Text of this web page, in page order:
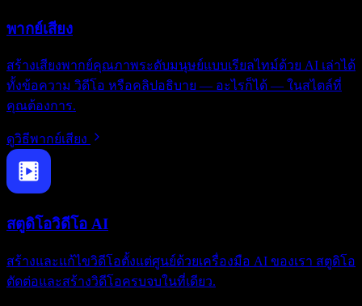
พากย์เสียง
สร้างเสียงพากย์คุณภาพระดับมนุษย์แบบเรียลไทม์ด้วย AI เล่าได้
ทั้งข้อความ วิดีโอ หรือคลิปอธิบาย — อะไรก็ได้ — ในสไตล์ที่
คุณต้องการ.
ดูวิธีพากย์เสียง
สตูดิโอวิดีโอ AI
สร้างและแก้ไขวิดีโอตั้งแต่ศูนย์ด้วยเครื่องมือ AI ของเรา สตูดิโอ
ตัดต่อและสร้างวิดีโอครบจบในที่เดียว.